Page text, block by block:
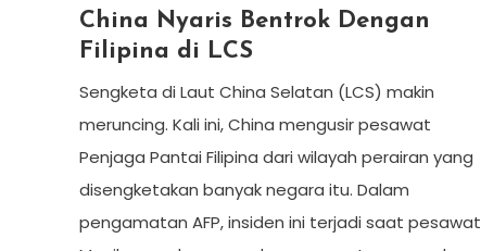
China Nyaris Bentrok Dengan
Filipina di LCS
Sengketa di Laut China Selatan (LCS) makin
meruncing. Kali ini, China mengusir pesawat
Penjaga Pantai Filipina dari wilayah perairan yang
disengketakan banyak negara itu. Dalam
pengamatan AFP, insiden ini terjadi saat pesawat